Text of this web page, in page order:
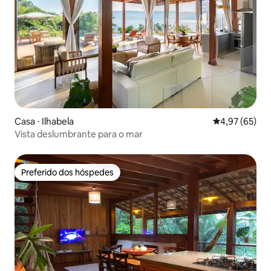
Casa ⋅ Ilhabela 4,97 de uma
4,97 (65)
Vista deslumbrante para o mar
Preferido dos hóspedes
Preferido dos hóspedes